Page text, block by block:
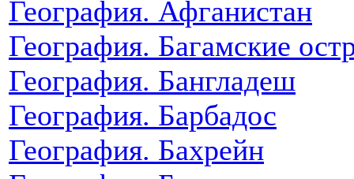
География. Афганистан
География. Багамские
География. Бангладеш
География. Барбадос
География. Бахрейн